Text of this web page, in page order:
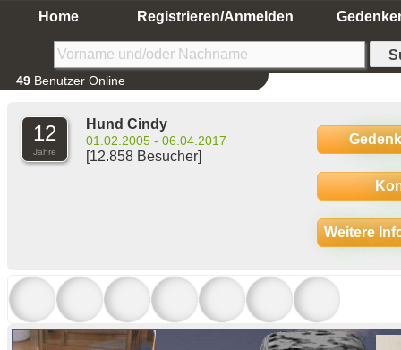
Home Registrieren/Anmelden
49 Benutzer Online
12
Jahre
Hund Cindy
01.02.2005 - 06.04.2017
[12.858 Besucher]
Weitere